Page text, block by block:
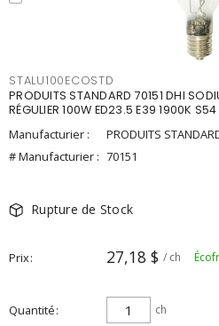
STALU100ECOSTD
PRODUITS STANDARD 70151 DHI
RÉGULIER 100W ED23.5 E39 1900K S54
Manufacturier :
PRODUITS
# Manufacturier : 70151
Rupture de Stock
Prix 27,18 $ / ch
Quantité ch